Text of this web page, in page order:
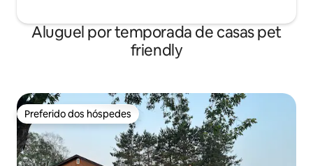
Aluguel por temporada de casas pet
friendly
Preferido dos hóspedes
Preferido dos hóspedes